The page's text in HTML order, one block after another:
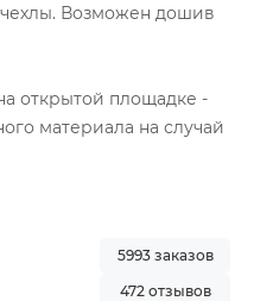
Возможен дошив
открытой площадке -
материала на случай
5993 заказов
472 отзывов